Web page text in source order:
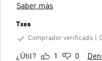
Saber más
Txes
Comprador verificado
¿Útil? 1 0